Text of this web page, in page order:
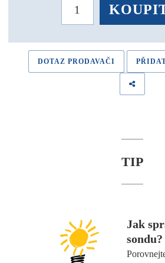
DOTAZ PRODAVAČI
TIP
Jak
sondu?